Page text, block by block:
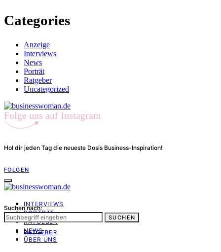
Categories
Anzeige
Interviews
News
Porträt
Ratgeber
Uncategorized
Folge uns auf Instagram
Hol dir jeden Tag die neueste Dosis Business-Inspiration!
FOLGEN
INTERVIEWS
PORTRÄT
RATGEBER
NEWS
ÜBER UNS
Suchen nach:
SUCHEN
RATGEBER